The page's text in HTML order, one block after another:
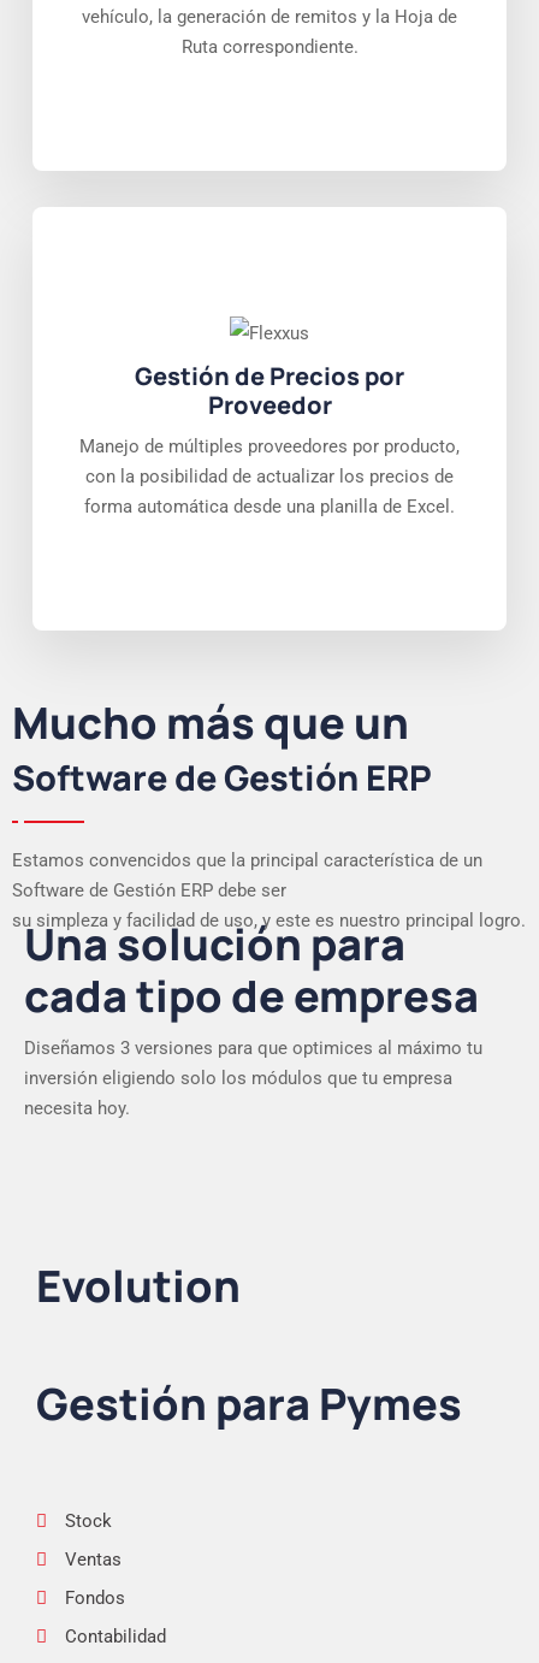
vehículo, la generación de remitos y la Hoja de
Ruta correspondiente.
Gestión de Precios por
Proveedor
Manejo de múltiples proveedores por producto,
con la posibilidad de actualizar los precios de
forma automática desde una planilla de Excel.
Mucho más que un
Software de Gestión ERP
Estamos convencidos que la principal característica de un
Software de Gestión ERP debe ser
su simpleza y facilidad de uso, y este es nuestro principal logro.
Una solución para
cada tipo de empresa
Diseñamos 3 versiones para que optimices al máximo tu
inversión eligiendo solo los módulos que tu empresa
necesita hoy.
Evolution
Gestión para Pymes
Stock
Ventas
Fondos
Contabilidad